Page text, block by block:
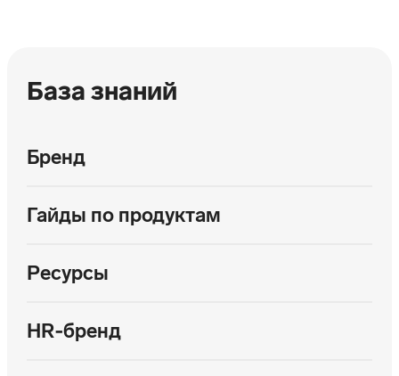
База знаний
Бренд
Гайды по продуктам
Ресурсы
HR‑бренд